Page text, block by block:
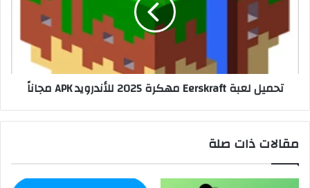
تحميل لعبة Eerskraft مهكرة 2025 للأندرويد APK مجاناً
مقالات ذات صلة